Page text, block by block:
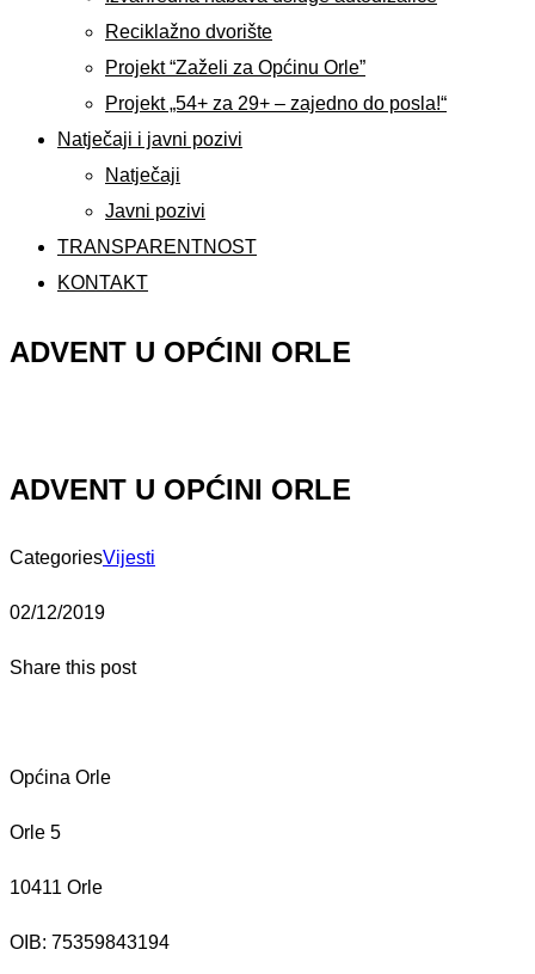
Reciklažno dvorište
Projekt “Zaželi za Općinu Orle”
Projekt „54+ za 29+ – zajedno do posla!“
Natječaji i javni pozivi
Natječaji
Javni pozivi
TRANSPARENTNOST
KONTAKT
ADVENT U OPĆINI ORLE
ADVENT U OPĆINI ORLE
CategoriesVijesti
02/12/2019
Share this post
Općina Orle
Orle 5
10411 Orle
OIB: 75359843194